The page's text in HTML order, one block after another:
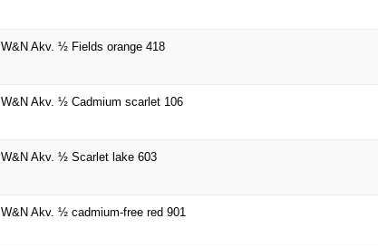
W&N Akv. ½ Fields orange 418
W&N Akv. ½ Cadmium scarlet 106
W&N Akv. ½ Scarlet lake 603
W&N Akv. ½ cadmium-free red 901